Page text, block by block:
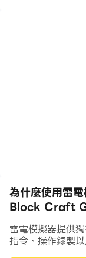
的精製汽車車隊
無窮無盡的。
📥 立即下載：體
為什麼使用雷
Block Craft
雷電模擬器提供
指令、操作錄製